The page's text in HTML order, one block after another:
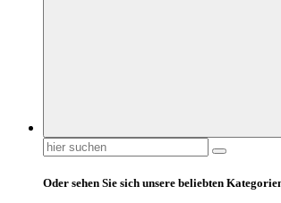
Suchen
nach:
Oder sehen Sie sich unsere beliebten